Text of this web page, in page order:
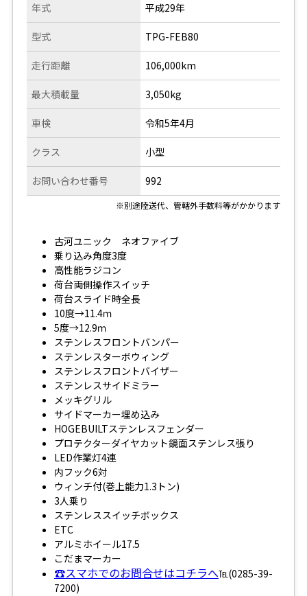
年式
型式
走行距離
平成29年
TPG-FEB80
106,000km
最大積載量
車検
クラス
お問い合わせ番号
3,050kg
令和5年4月
小型
992
※別途陸送代、管轄外手数料等がかかります
古河ユニック ネオファイブ
乗り込み角度3度
高性能ラジコン
荷台両側操作スイッチ
荷台スライド時全長
10度→11.4ｍ
5度→12.9ｍ
ステンレスフロントバンパー
ステンレスターボウィング
ステンレスフロントバイザー
ステンレスサイドミラー
メッキグリル
サイドマーカー埋め込み
HOGEBUILTステンレスフェンダー
プロテクターダイヤカット鏡面ステンレス張り
LED作業灯4連
内フック6対
ウィンチ付(巻上能力1.3トン)
3人乗り
ステンレススイッチボックス
ETC
アルミホイール17.5
こだまマーカー
☎スマホでのお問合せはコチラへ℡(0285-39-
7200)